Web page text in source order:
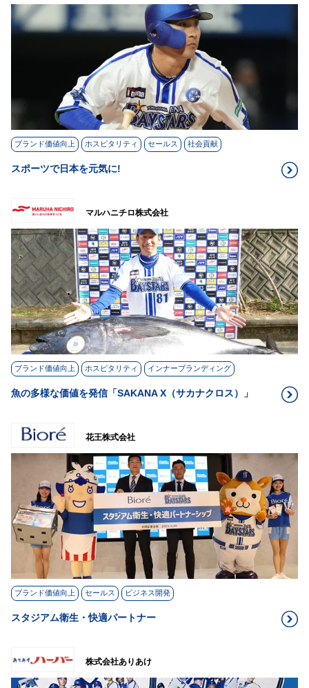
ブランド価値向上 ホスピタリティ セールス 社会貢献
スポーツで日本を元気に!
マルハニチロ株式会社
ブランド価値向上 ホスピタリティ インナーブランディング
魚の多様な価値を発信「SAKANA X（サカナクロス）」
花王株式会社
ブランド価値向上 セールス ビジネス開発
スタジアム衛生・快適パートナー
株式会社ありあけ